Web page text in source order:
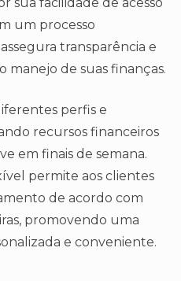
um processo
transparência e
manejo de suas finanças.
perfis e
recursos financeiros
em finais de semana.
permite aos clientes
de acordo com
promovendo uma
e conveniente.